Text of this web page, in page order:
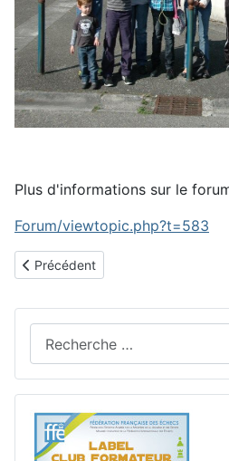
Plus d'informations sur le
Forum/viewtopic.php?t=583
Article précédent : Championnats
Précédent